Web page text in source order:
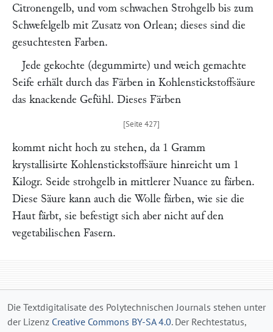
Citronengelb, und vom schwachen Strohgelb bis zum
Schwefelgelb mit Zusatz von Orlean; dieses sind die
gesuchtesten Farben.
Jede gekochte (degummirte) und weich gemachte
Seife erhält durch das Färben in Kohlenstickstoffsäure
das knackende Gefühl. Dieses Färben
kommt nicht hoch zu stehen, da 1 Gramm
krystallisirte Kohlenstickstoffsäure hinreicht um 1
Kilogr. Seide strohgelb in mittlerer Nuance zu färben.
Diese Säure kann auch die Wolle färben, wie sie die
Haut färbt, sie befestigt sich aber nicht auf den
vegetabilischen Fasern.
Die Textdigitalisate des Polytechnischen Journals stehen unter
der Lizenz Creative Commons BY-SA 4.0. Der Rechtestatus,